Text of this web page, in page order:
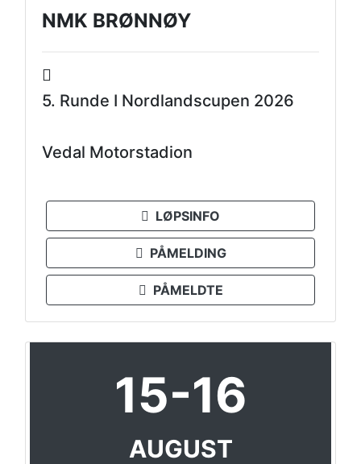
NMK BRØNNØY
5. Runde I Nordlandscupen 2026
Vedal Motorstadion
LØPSINFO
PÅMELDING
PÅMELDTE
15-16
AUGUST